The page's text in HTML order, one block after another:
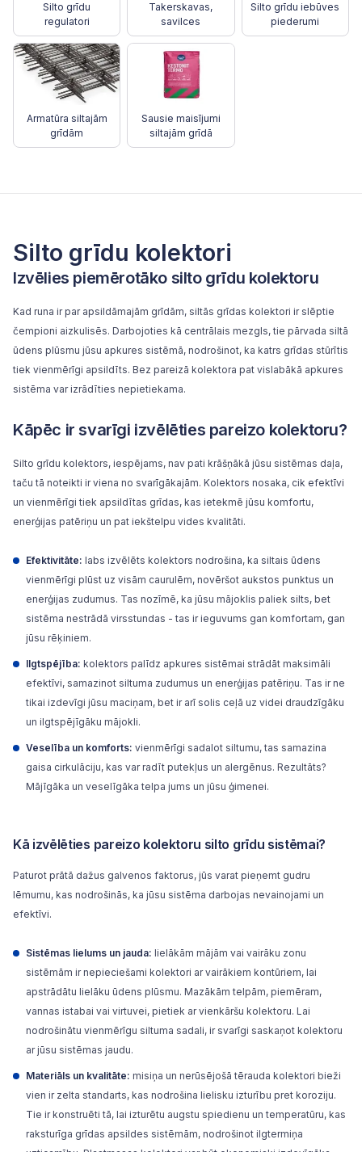
Silto grīdu
regulatori
Takerskavas,
savilces
Silto grīdu iebūves
piederumi
Armatūra siltajām
grīdām
Sausie maisījumi
siltajām grīdā
Silto grīdu kolektori
Izvēlies piemērotāko silto grīdu kolektoru
Kad runa ir par apsildāmajām grīdām, siltās grīdas kolektori ir slēptie
čempioni aizkulisēs. Darbojoties kā centrālais mezgls, tie pārvada siltā
ūdens plūsmu jūsu apkures sistēmā, nodrošinot, ka katrs grīdas stūrītis
tiek vienmērīgi apsildīts. Bez pareizā kolektora pat vislabākā apkures
sistēma var izrādīties nepietiekama.
Kāpēc ir svarīgi izvēlēties pareizo kolektoru?
Silto grīdu kolektors, iespējams, nav pati krāšņākā jūsu sistēmas daļa,
taču tā noteikti ir viena no svarīgākajām. Kolektors nosaka, cik efektīvi
un vienmērīgi tiek apsildītas grīdas, kas ietekmē jūsu komfortu,
enerģijas patēriņu un pat iekštelpu vides kvalitāti.
Efektivitāte: labs izvēlēts kolektors nodrošina, ka siltais ūdens
vienmērīgi plūst uz visām caurulēm, novēršot aukstos punktus un
enerģijas zudumus. Tas nozīmē, ka jūsu mājoklis paliek silts, bet
sistēma nestrādā virsstundas - tas ir ieguvums gan komfortam, gan
jūsu rēķiniem.
Ilgtspējība: kolektors palīdz apkures sistēmai strādāt maksimāli
efektīvi, samazinot siltuma zudumus un enerģijas patēriņu. Tas ir ne
tikai izdevīgi jūsu maciņam, bet ir arī solis ceļā uz videi draudzīgāku
un ilgtspējīgāku mājokli.
Veselība un komforts: vienmērīgi sadalot siltumu, tas samazina
gaisa cirkulāciju, kas var radīt putekļus un alergēnus. Rezultāts?
Mājīgāka un veselīgāka telpa jums un jūsu ģimenei.
Kā izvēlēties pareizo kolektoru silto grīdu sistēmai?
Paturot prātā dažus galvenos faktorus, jūs varat pieņemt gudru
lēmumu, kas nodrošinās, ka jūsu sistēma darbojas nevainojami un
efektīvi.
Sistēmas lielums un jauda: lielākām mājām vai vairāku zonu
sistēmām ir nepieciešami kolektori ar vairākiem kontūriem, lai
apstrādātu lielāku ūdens plūsmu. Mazākām telpām, piemēram,
vannas istabai vai virtuvei, pietiek ar vienkāršu kolektoru. Lai
nodrošinātu vienmērīgu siltuma sadali, ir svarīgi saskaņot kolektoru
ar jūsu sistēmas jaudu.
Materiāls un kvalitāte: misiņa un nerūsējošā tērauda kolektori bieži
vien ir zelta standarts, kas nodrošina lielisku izturību pret koroziju.
Tie ir konstruēti tā, lai izturētu augstu spiedienu un temperatūru, kas
raksturīga grīdas apsildes sistēmām, nodrošinot ilgtermiņa